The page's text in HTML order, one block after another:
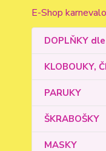
E-Shop
DOPLŇKY
KLOBOUKY,
PARUKY
ŠKRABOŠKY
MASKY